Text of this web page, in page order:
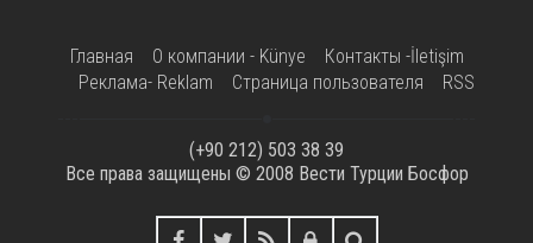
Главная О компании - Künye
Контакты -İletişim
Реклама- Reklam
Страница пользователя RSS
(+90 212) 503 38 39
Все права защищены © 2008 Вести Турции Босфор